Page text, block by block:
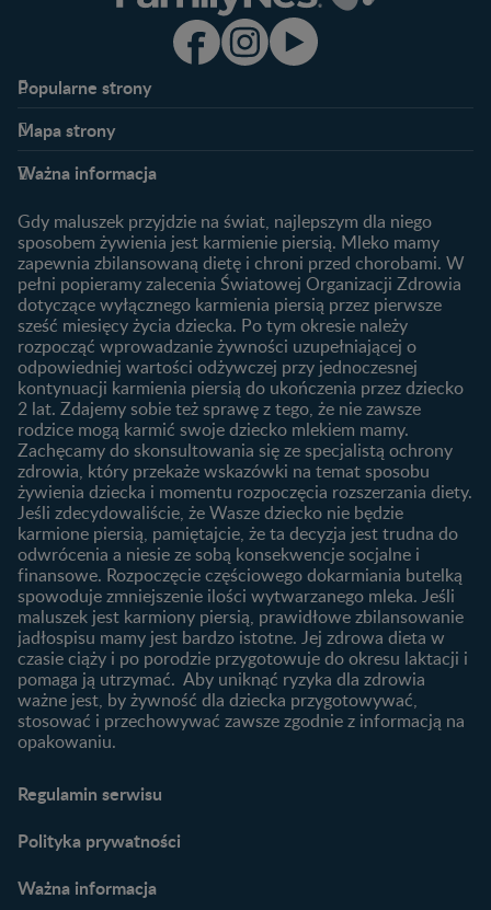
Popularne strony​
Kontakt
FAQ
Produkty
Wyszukiwarka produktów
Nasze marki
Mapa strony​
Plamienie implantacyjne –
Jak zaplanować płeć
dziecka?
Jak rozpoznać dni płodne?
Badania przed ciążą
Planowanie urlopu
macierzyńskiego
1. trymestr ciąży
2. trymestr ciąży
3. trymestr ciąży
Rozwój dziecka
Kalendarz rozwoju dziecka
Skoki rozwojowe
Ząbkowanie u niemowląt
Żywienie dziecka
10 sposobów jak poprawić
laktację
Jakie mleko następne
wybrać dla dziecka?
Jak rozszerzać dietę
niemowlaka?
Przydatne materiały dla
rodziców
Poradniki dla rodziców
Karty do zdjęć dla
Maluszka
Materiały do pobrania
Narzędzia dla rodziców
praktyczne wskazówki
Ważna informacja
Gdy maluszek przyjdzie na świat, najlepszym dla niego
sposobem żywienia jest karmienie piersią. Mleko mamy
zapewnia zbilansowaną dietę i chroni przed chorobami. W
pełni popieramy zalecenia Światowej Organizacji Zdrowia
dotyczące wyłącznego karmienia piersią przez pierwsze
sześć miesięcy życia dziecka. Po tym okresie należy
rozpocząć wprowadzanie żywności uzupełniającej o
odpowiedniej wartości odżywczej przy jednoczesnej
kontynuacji karmienia piersią do ukończenia przez dziecko
2 lat. Zdajemy sobie też sprawę z tego, że nie zawsze
rodzice mogą karmić swoje dziecko mlekiem mamy.
Zachęcamy do skonsultowania się ze specjalistą ochrony
zdrowia, który przekaże wskazówki na temat sposobu
żywienia dziecka i momentu rozpoczęcia rozszerzania diety.
Jeśli zdecydowaliście, że Wasze dziecko nie będzie
karmione piersią, pamiętajcie, że ta decyzja jest trudna do
odwrócenia a niesie ze sobą konsekwencje socjalne i
finansowe. Rozpoczęcie częściowego dokarmiania butelką
spowoduje zmniejszenie ilości wytwarzanego mleka. Jeśli
maluszek jest karmiony piersią, prawidłowe zbilansowanie
jadłospisu mamy jest bardzo istotne. Jej zdrowa dieta w
czasie ciąży i po porodzie przygotowuje do okresu laktacji i
pomaga ją utrzymać. Aby uniknąć ryzyka dla zdrowia
ważne jest, by żywność dla dziecka przygotowywać,
stosować i przechowywać zawsze zgodnie z informacją na
opakowaniu.
Regulamin serwisu
Polityka prywatności
Ważna informacja